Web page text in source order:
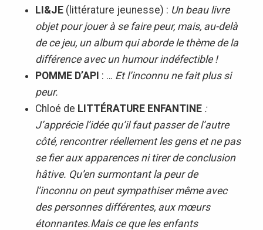
LI&JE(littérature jeunesse) : Un beau livre
objet pour jouer à se faire peur, mais, au-delà
de ce jeu, un album qui aborde le thème de la
différence avec un humour indéfectible !
POMME D’API : … Et l’inconnu ne fait plus si
peur.
Chloé de LITTÉRATURE ENFANTINE:
J’apprécie l’idée qu’il faut passer de l’autre
côté, rencontrer réellement les gens et ne pas
se fier aux apparences ni tirer de conclusion
hâtive. Qu’en surmontant la peur de
l’inconnu on peut sympathiser même avec
des personnes différentes, aux mœurs
étonnantes.Mais ce que les enfants